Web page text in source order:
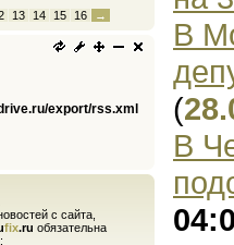
13 14 15 16 →
export/rss.xml
с сайта,
fix.ru обязательна
В
(
В